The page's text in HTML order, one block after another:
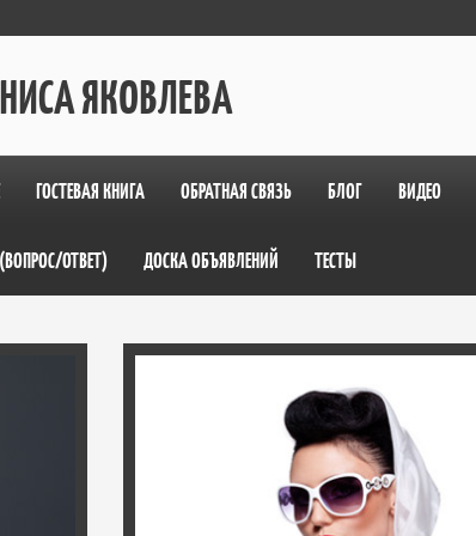
ЯКОВЛЕВА
ГОСТЕВАЯ КНИГА ОБРАТНАЯ СВЯЗЬ БЛОГ ВИДЕО
(ВОПРОС/ОТВЕТ) ДОСКА ОБЪЯВЛЕНИЙ ТЕСТЫ